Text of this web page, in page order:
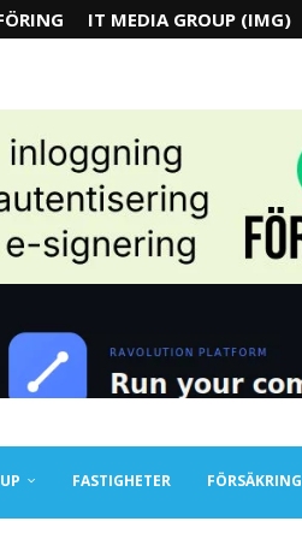
IT MEDIA GROUP (IMG)
FASTIGHETER FÖRSÄKRING